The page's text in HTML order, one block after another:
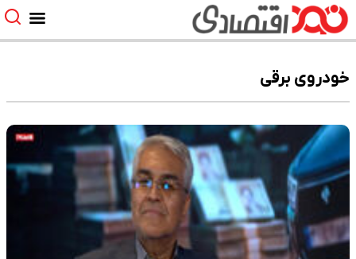
خودروی برقی